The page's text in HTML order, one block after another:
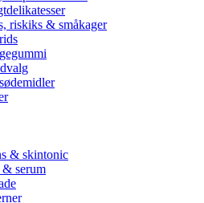
riskiks & småkager
& skintonic
& serum